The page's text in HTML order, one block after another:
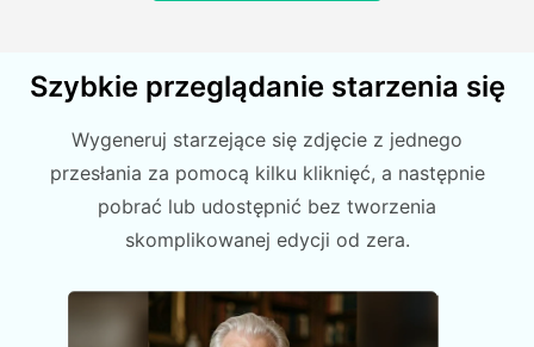
Szybkie przeglądanie starzenia się
Wygeneruj starzejące się zdjęcie z jednego
przesłania za pomocą kilku kliknięć, a następnie
pobrać lub udostępnić bez tworzenia
skomplikowanej edycji od zera.